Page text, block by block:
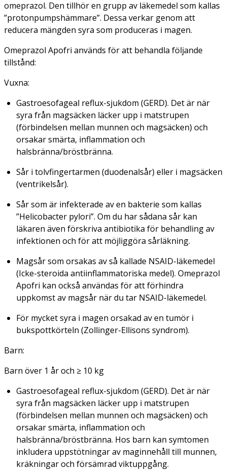
omeprazol. Den tillhör en grupp av läkemedel som kallas
”protonpumpshämmare”. Dessa verkar genom att
reducera mängden syra som produceras i magen.
Omeprazol Apofri används för att behandla följande
tillstånd:
Vuxna:
Gastroesofageal reflux-sjukdom (GERD). Det är när
syra från magsäcken läcker upp i matstrupen
(förbindelsen mellan munnen och magsäcken) och
orsakar smärta, inflammation och
halsbränna/bröstbränna.
Sår i tolvfingertarmen (duodenalsår) eller i magsäcken
(ventrikelsår).
Sår som är infekterade av en bakterie som kallas
”Helicobacter pylori”. Om du har sådana sår kan
läkaren även förskriva antibiotika för behandling av
infektionen och för att möjliggöra sårläkning.
Magsår som orsakas av så kallade NSAID-läkemedel
(Icke-steroida antiinflammatoriska medel). Omeprazol
Apofri kan också användas för att förhindra
uppkomst av magsår när du tar NSAID-läkemedel.
För mycket syra i magen orsakad av en tumör i
bukspottkörteln (Zollinger-Ellisons syndrom).
Barn:
Barn över 1 år och ≥ 10 kg
Gastroesofageal reflux-sjukdom (GERD). Det är när
syra från magsäcken läcker upp i matstrupen
(förbindelsen mellan munnen och magsäcken) och
orsakar smärta, inflammation och
halsbränna/bröstbränna. Hos barn kan symtomen
inkludera uppstötningar av maginnehåll till munnen,
kräkningar och försämrad viktuppgång.